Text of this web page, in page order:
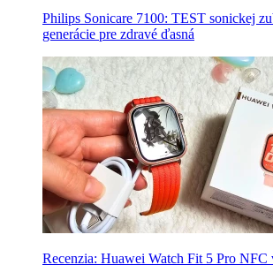
Philips Sonicare 7100: TEST sonickej
generácie pre zdravé ďasná
Recenzia: Huawei Watch Fit 5 Pro NFC